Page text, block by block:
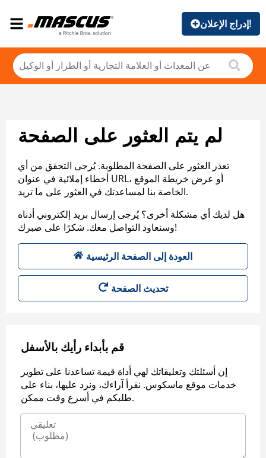
إدراج الإعلان!
لم يتم العثور على الصفحة
تعذر العثور على الصفحة المطلوبة. يُرجى التحقق من أي
أخطاء إملائية في عنوان URL، أو عرض خريطة الموقع
الخاصة بنا لمساعدتك في العثور على ما تريد.
هل لديك أي مشكلة أخرى؟ يُرجى إرسال بريد إلكتروني أدناه
وسنعاود التواصل معك. شكرًا على صبرك!
العودة إلى الصفحة الرئيسية
تحديث الصفحة
قم بأبداء رأيك بالأسفل
إن أسئلتك وتعليقاتك لهي أداة قيمة تساعدنا على تطوير
خدمات موقع ماسكوس. نقرأ آراءك، ونرد عليها، بناء على
طلبكم في أسرع وقت ممكن.